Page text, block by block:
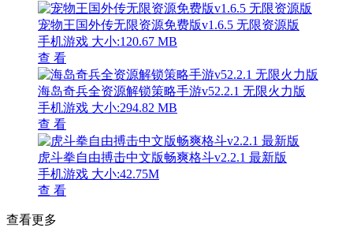
宠物王国外传无限资源免费版v1.6.5 无限资源版
手机游戏 大小:120.67 MB
查 看
海岛奇兵全资源解锁策略手游v52.2.1 无限火力版
手机游戏 大小:294.82 MB
查 看
虎斗拳自由搏击中文版畅爽格斗v2.2.1 最新版
手机游戏 大小:42.75M
查 看
查看更多